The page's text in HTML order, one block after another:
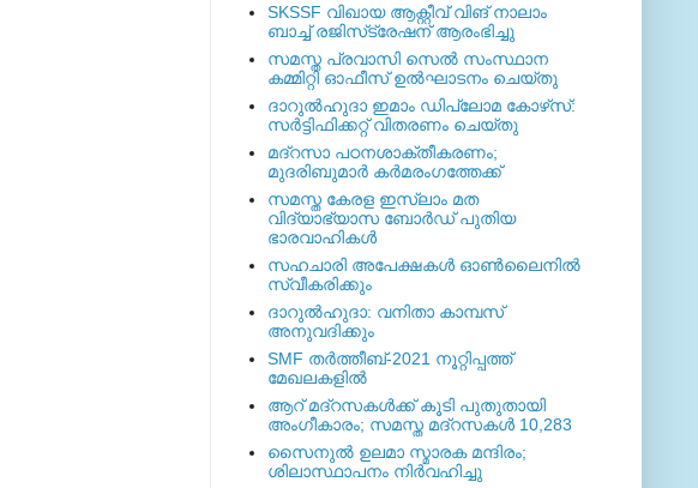
SKSSF വിഖായ ആക്റ്റീവ് വിങ് നാലാം
ബാച്ച് രജിസ്‌ട്രേഷന് ആരംഭിച്ചു
സമസ്ത പ്രവാസി സെല്‍ സംസ്ഥാന
കമ്മിറ്റി ഓഫീസ് ഉല്‍ഘാടനം ചെയ്തു
ദാറുല്‍ഹുദാ ഇമാം ഡിപ്ലോമ കോഴ്‌സ്:
സര്‍ട്ടിഫിക്കറ്റ് വിതരണം ചെയ്തു
മദ്‌റസാ പഠനശാക്തീകരണം;
മുദരിബുമാര്‍ കര്‍മരംഗത്തേക്ക്
സമസ്ത കേരള ഇസ്ലാം മത
വിദ്യാഭ്യാസ ബോര്‍ഡ് പുതിയ
ഭാരവാഹികള്‍
സഹചാരി അപേക്ഷകൾ ഓൺലൈനിൽ
സ്വീകരിക്കും
ദാറുല്‍ഹുദാ: വനിതാ കാമ്പസ്
അനുവദിക്കും
SMF തര്‍ത്തീബ്-2021 നൂറ്റിപ്പത്ത്
മേഖലകളില്‍
ആറ് മദ്റസകള്‍ക്ക് കൂടി പുതുതായി
അംഗീകാരം; സമസ്ത മദ്റസകള്‍ 10,283
സൈനുല്‍ ഉലമാ സ്മാരക മന്ദിരം;
ശിലാസ്ഥാപനം നിര്‍വഹിച്ചു